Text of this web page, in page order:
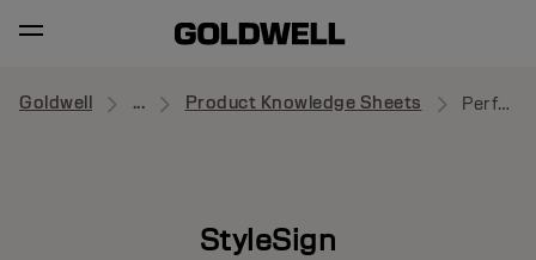
Goldwell ... Product Knowledge Sheets Perfect Hold
StyleSign